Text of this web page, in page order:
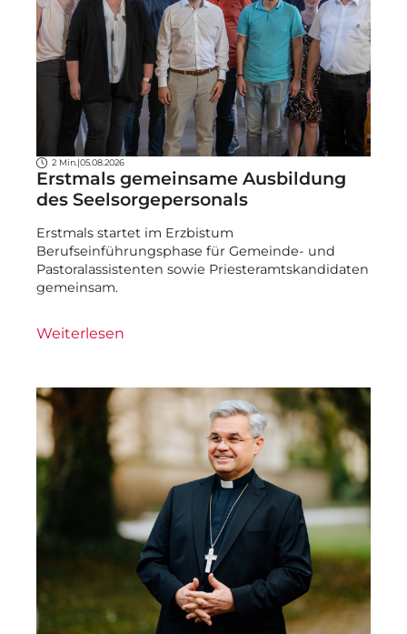
2 Min.| 05.08.2026
Erstmals gemeinsame Ausbildung
des Seelsorgepersonals
Erstmals startet im Erzbistum
Berufseinführungsphase für Gemeinde- und
Pastoralassistenten sowie Priesteramtskandidaten
gemeinsam.
Weiterlesen